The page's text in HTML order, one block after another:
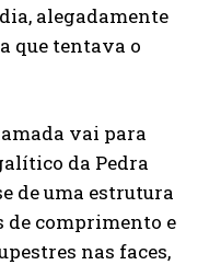
alegadamente
que tentava o
vai para
da Pedra
de uma estrutura
de comprimento e
nas faces,